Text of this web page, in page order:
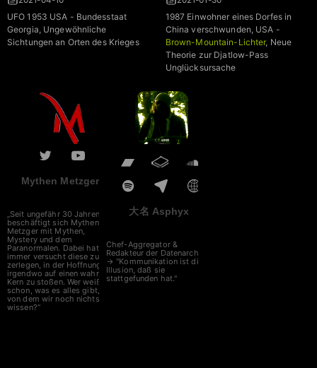
UFO 1953 USA - Bundesstaat
Georgia, Ungewöhnliche
Sichtungen an Orten des Krieges
1987 Einwohner eines Dorfes in
China verschwunden, USA -
Brown-Mountain-Lichter, Neue
Theorie zur Djatlow-Pass
Unglücksursache
Mythen Metzger
„Seit ungefähr 30 Jahren
beschäftigt sich Mythen
Metzger mit Mythen,
Mystery und dem
Paranormalen. Dabei hat er
immer versucht diese zu
zerlegen, in der Hoffnung
irgendwo auf einen wahren
Kern zu stoßen. Wer weiß
schon, was es alles gibt,
von dem wir noch nichts
wissen?“
大名 Asphyx
Chef-Aggregator &
Redakteur der Datenarche
→ "Kommunikation ist die
Illusion, daß sie
stattgefunden hat."